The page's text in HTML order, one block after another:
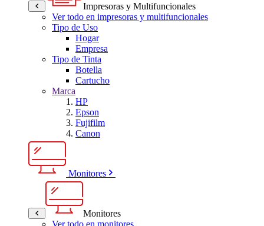
Impresoras y Multifuncionales
Ver todo en impresoras y multifuncionales
Tipo de Uso
Hogar
Empresa
Tipo de Tinta
Botella
Cartucho
Marca
HP
Epson
Fujifilm
Canon
Monitores
Monitores
Ver todo en monitores